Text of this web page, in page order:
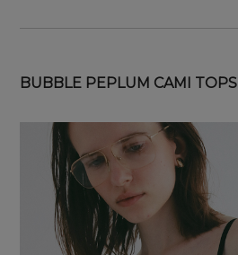
BUBBLE PEPLUM CAMI TOPS